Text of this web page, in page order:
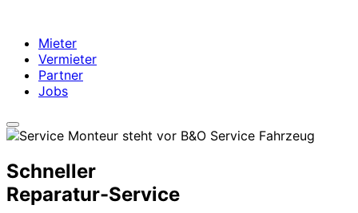
Mieter
Vermieter
Partner
Jobs
Schneller
Reparatur-Service